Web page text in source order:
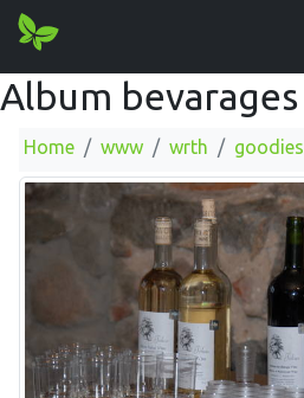
Album bevarages
Home www wrth goodies